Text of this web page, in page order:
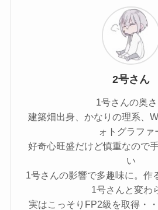
2号さん
1号さんの奥
建築畑出身、かなりの理系、
ォトグラファ
好奇心旺盛だけど慎重なので
い
1号さんの影響で多趣味に。作
1号さんと変わ
実はこっそりFP2級を取得・